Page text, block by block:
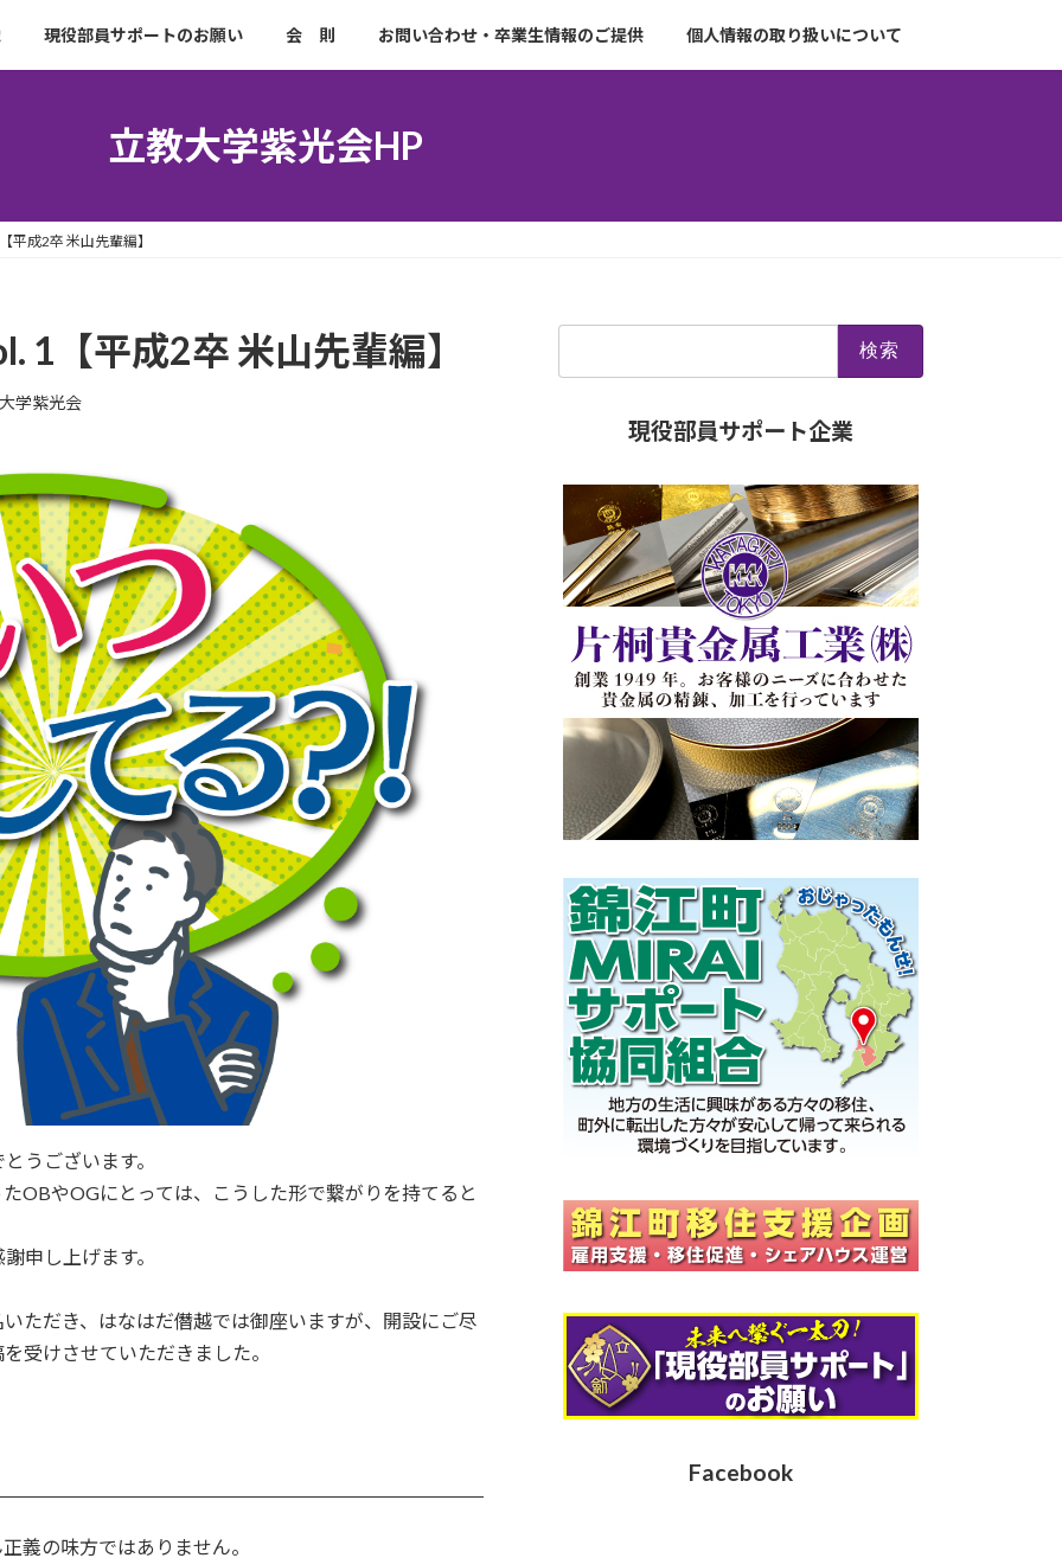
現役部員サポートのお願い 会 則 お問い合わせ・卒業生情報のご提供 個人情報の取り扱いについて
立教大学紫光会HP
平成2卒 米山先輩編】
1【平成2卒 米山先輩編】
学紫光会
うございます。
OBやOGにとっては、こうした形で繋がりを持てると
謝申し上げます。
ただき、はなはだ僭越では御座いますが、開設にご尽
稿を受けさせていただきました。
義の味方ではありません。
現役部員サポート企業
Facebook